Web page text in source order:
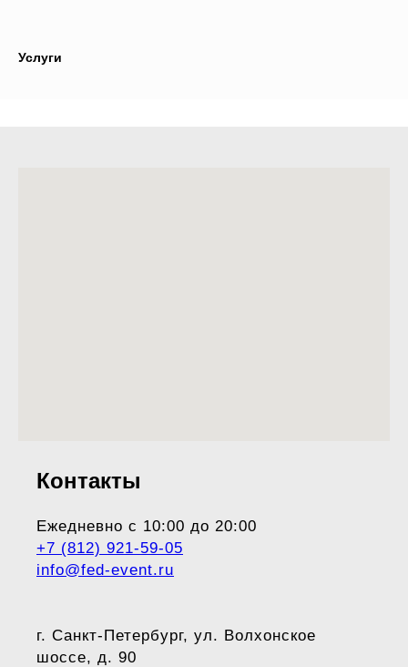
Услуги
Контакты
Ежедневно с 10:00 до 20:00
+7 (812) 921-59-05
info@fed-event.ru
г. Санкт-Петербург, ул. Волхонское
шоссе, д. 90